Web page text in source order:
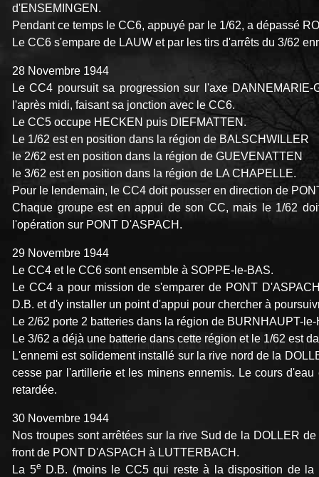
d'ENSEMINGEN.
Pendant ce temps le CC6, appuyé par le 1/62, a dépassé
Le CC6 s'empare de LAUW et par les tirs d'arrêts du 3/62
28 Novembre 1944
Le CC4 poursuit sa progression sur l'axe
l'après midi, faisant sa jonction avec le CC6.
Le CC5 occupe HECKEN puis DIEFMATTEN.
Le 1/62 est en position dans la région de BALSCHWILLER
le 2/62 est en position dans la région de GUEVENATTEN
le 3/62 est en position dans la région de LA CHAPELLE.
Pour le lendemain, le CC4 doit pousser en direction de
Chaque groupe est en appui de son CC, mais le 1/62
l'opération sur PONT D'ASPACH.
29 Novembre 1944
Le CC4 et le CC6 sont ensemble à SOPPE-le-BAS.
Le CC4 a pour mission de s'emparer de PONT
D.B. et d'y installer un point d'appui pour chercher à
Le 2/62 porte 2 batteries dans la région de BURNHAUPT-le-
Le 3/62 a déjà une batterie dans cette région et le 1/62 est
L'ennemi est solidement installé sur la rive nord de la
cesse par l'artillerie et les minens ennemis. Le cours
retardée.
30 Novembre 1944
Nos troupes sont arrêtées sur la rive Sud de la DOLLER
front de PONT D'ASPACH à LUTTERBACH.
La 5e
D.B. (moins le CC5 qui reste à la disposition de la